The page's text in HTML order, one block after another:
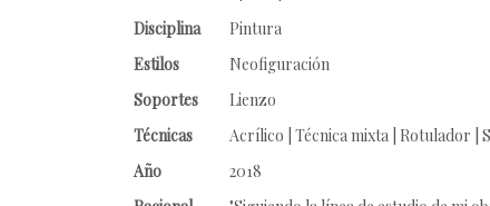
Disciplina
Pintura
Estilos
Neofiguración
Soportes
Lienzo
Técnicas
Acrílico | Técnica mixta | Rotulador |
Año
2018